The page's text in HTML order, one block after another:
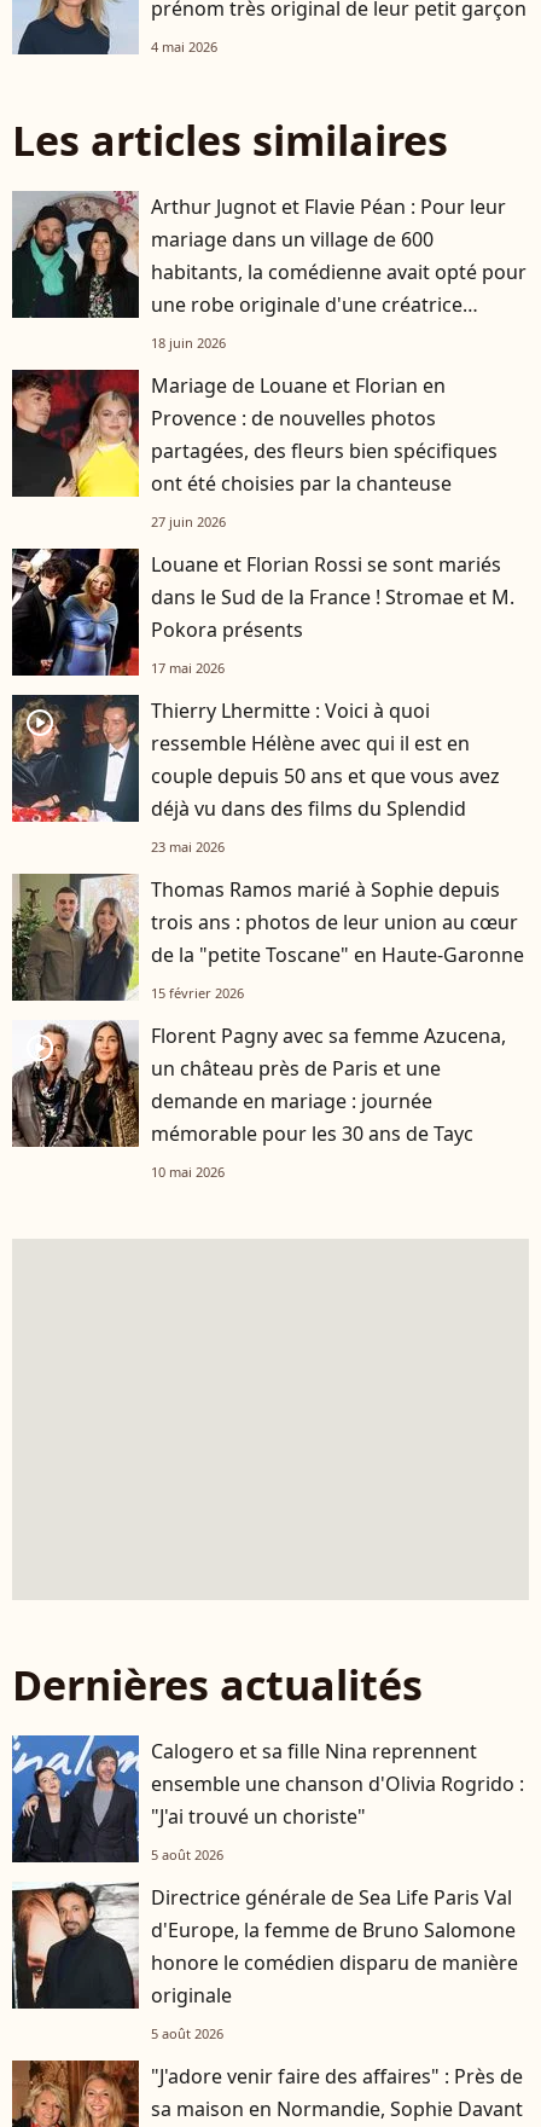
prénom très original de leur petit garçon
4 mai 2026
Les articles similaires
Arthur Jugnot et Flavie Péan : Pour leur
mariage dans un village de 600
habitants, la comédienne avait opté pour
une robe originale d'une créatrice
française
18 juin 2026
Mariage de Louane et Florian en
Provence : de nouvelles photos
partagées, des fleurs bien spécifiques
ont été choisies par la chanteuse
27 juin 2026
Louane et Florian Rossi se sont mariés
dans le Sud de la France ! Stromae et M.
Pokora présents
17 mai 2026
player2
Thierry Lhermitte : Voici à quoi
ressemble Hélène avec qui il est en
couple depuis 50 ans et que vous avez
déjà vu dans des films du Splendid
23 mai 2026
Thomas Ramos marié à Sophie depuis
trois ans : photos de leur union au cœur
de la "petite Toscane" en Haute-Garonne
15 février 2026
player2
Florent Pagny avec sa femme Azucena,
un château près de Paris et une
demande en mariage : journée
mémorable pour les 30 ans de Tayc
10 mai 2026
Dernières actualités
Calogero et sa fille Nina reprennent
ensemble une chanson d'Olivia Rogrido :
"J'ai trouvé un choriste"
5 août 2026
Directrice générale de Sea Life Paris Val
d'Europe, la femme de Bruno Salomone
honore le comédien disparu de manière
originale
5 août 2026
"J'adore venir faire des affaires" : Près de
sa maison en Normandie, Sophie Davant